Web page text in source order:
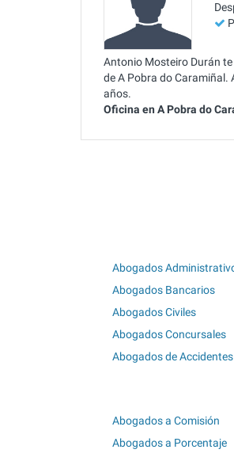
Antonio Mosteiro Durán
de A Pobra do Caramiñal.
años.
Oficina en A Pobra do
Abogados
Abogados Bancarios
Abogados Civiles
Abogados Concursales
Abogados de
Abogados a Comisión
Abogados a Porcentaje